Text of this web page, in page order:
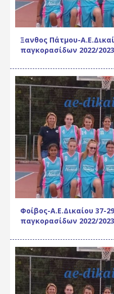
Ξανθος Πάτμου-
παγκορασίδων 2022/
Φοίβος-Α.Ε.Δικαίου 37-
παγκορασίδων 2022/